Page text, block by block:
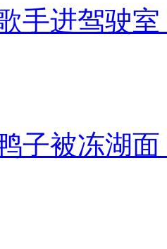
手进驾驶
子被冻湖